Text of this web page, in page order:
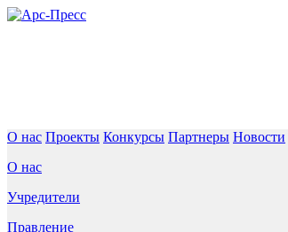
О нас Проекты Конкурсы Партнеры Новости
О нас
Учредители
Правление